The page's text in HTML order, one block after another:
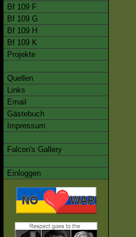
Bf 109 F
Bf 109 G
Bf 109 H
Bf 109 K
Projekte
Quellen
Links
Email
Gästebuch
Impressum
Falcon's Gallery
Einloggen